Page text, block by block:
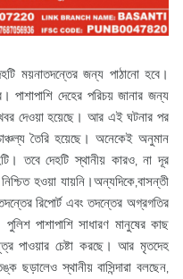
ময়নাতদন্তের জন্য পাঠানো হবে।
পাশাপাশি দেহের পরিচয় জানার জন্য
দেওয়া হয়েছে। আর এই ঘটনার পর
তৈরি হয়েছে। অনেকেই অনুমান
তবে দেহটি স্থানীয় কারও, না দূর
হওয়া যায়নি।অন্যদিকে,বাসন্তী
রিপোর্ট এবং তদন্তের অগ্রগতির
পাশাপাশি সাধারণ মানুষের কাছ
পাওয়ার চেষ্টা করছে। আর মৃতদেহ
ছড়ালেও স্থানীয় বাসিন্দারা বলছেন,